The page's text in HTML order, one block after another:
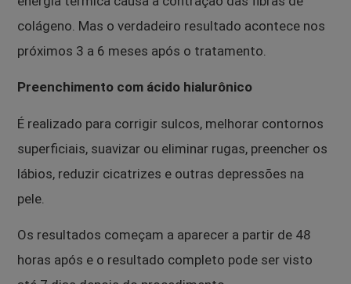
colágeno. Mas o verdadeiro resultado acontece nos
próximos 3 a 6 meses após o tratamento.
Preenchimento com ácido hialurônico
É realizado para corrigir sulcos, melhorar contornos
superficiais, suavizar ou eliminar rugas, preencher os
lábios, reduzir cicatrizes e outras depressões na
pele.
Os resultados começam a aparecer a partir de 48
horas após e o resultado completo pode ser visto